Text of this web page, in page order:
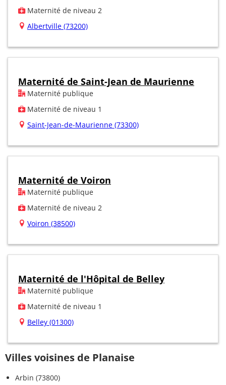
Maternité de niveau 2
Albertville (73200)
Maternité de Saint-Jean de Maurienne
Maternité publique
Maternité de niveau 1
Saint-Jean-de-Maurienne (73300)
Maternité de Voiron
Maternité publique
Maternité de niveau 2
Voiron (38500)
Maternité de l'Hôpital de Belley
Maternité publique
Maternité de niveau 1
Belley (01300)
Villes voisines de Planaise
Arbin (73800)